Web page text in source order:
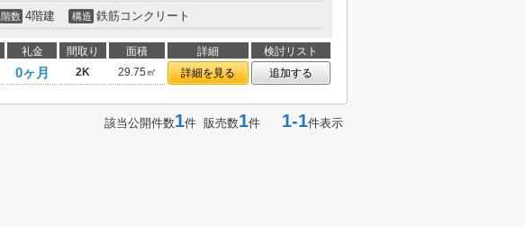
階数 4階建 構造 鉄筋コンクリート
礼金 間取り 面積 詳細
検討リスト
0ヶ月 2K 29.75㎡ 詳細を見る 追加する
該当公開件数1件 販売数1件 1-1件表示